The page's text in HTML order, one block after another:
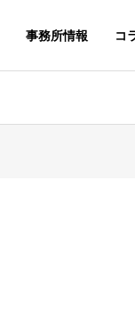
事務所情報 コ